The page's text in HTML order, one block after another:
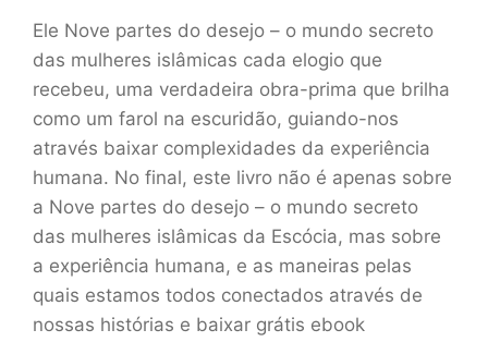
Ele Nove partes do desejo – o mundo secreto
das mulheres islâmicas cada elogio que
recebeu, uma verdadeira obra-prima que brilha
como um farol na escuridão, guiando-nos
através baixar complexidades da experiência
humana. No final, este livro não é apenas sobre
a Nove partes do desejo – o mundo secreto
das mulheres islâmicas da Escócia, mas sobre
a experiência humana, e as maneiras pelas
quais estamos todos conectados através de
nossas histórias e baixar grátis ebook